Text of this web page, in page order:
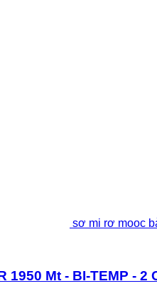
sơ mi rơ mooc
Mt - BI-TEMP - 2